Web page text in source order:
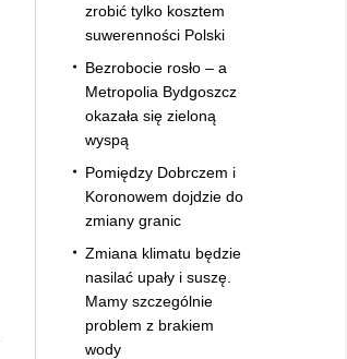
zrobić tylko kosztem
suwerenności Polski
Bezrobocie rosło – a
Metropolia Bydgoszcz
okazała się zieloną
wyspą
Pomiędzy Dobrczem i
Koronowem dojdzie do
zmiany granic
Zmiana klimatu będzie
nasilać upały i suszę.
Mamy szczególnie
problem z brakiem
wody